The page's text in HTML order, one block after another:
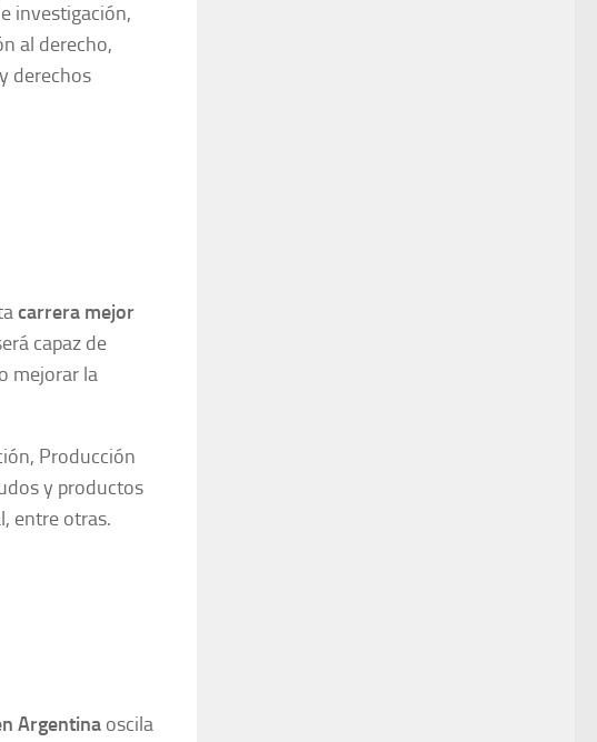
investigación,
al derecho,
derechos
carrera mejor
capaz de
mejorar la
Producción
y productos
entre otras.
Argentina oscila